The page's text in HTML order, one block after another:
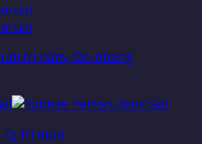
trị nám, tàn nhang
7g trị mụn